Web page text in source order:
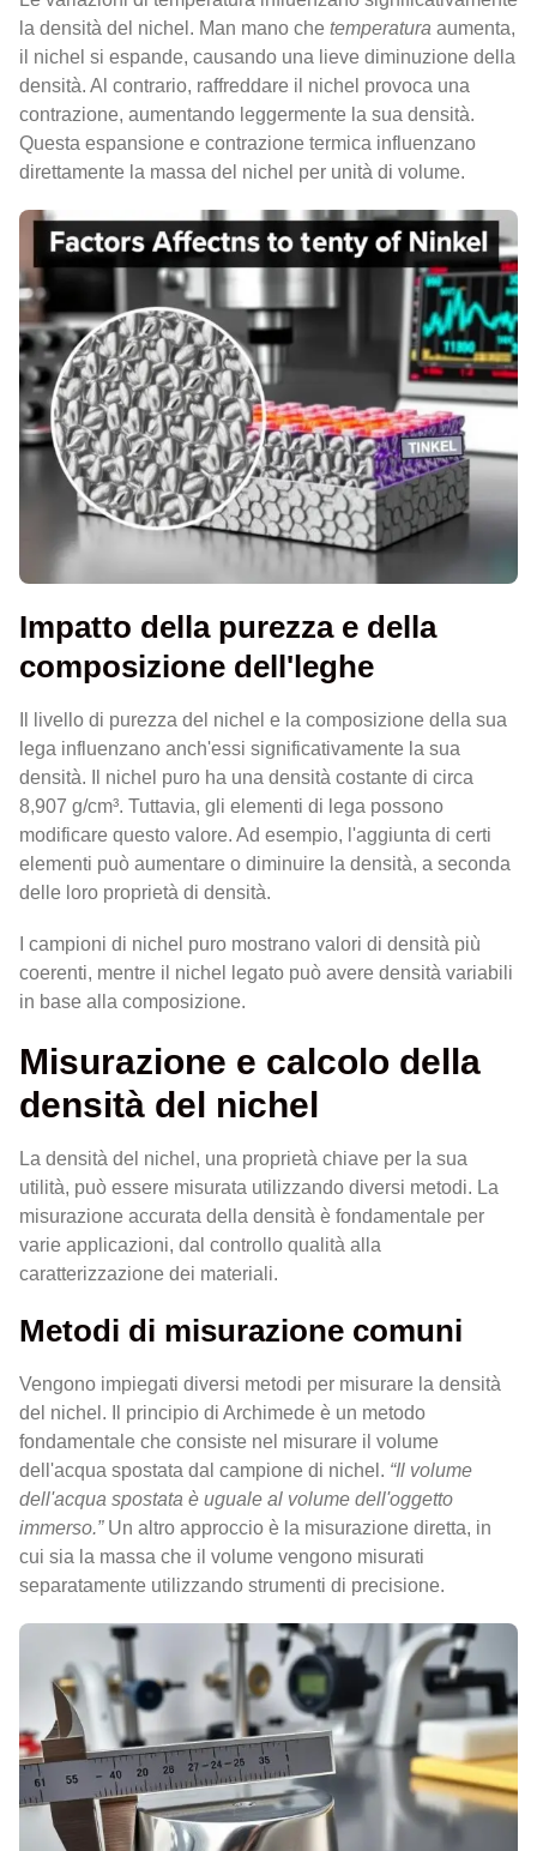
la densità del nichel. Man mano che temperatura aumenta,
il nichel si espande, causando una lieve diminuzione della
densità. Al contrario, raffreddare il nichel provoca una
contrazione, aumentando leggermente la sua densità.
Questa espansione e contrazione termica influenzano
direttamente la massa del nichel per unità di volume.
Impatto della purezza e della
composizione dell'leghe
Il livello di purezza del nichel e la composizione della sua
lega influenzano anch'essi significativamente la sua
densità. Il nichel puro ha una densità costante di circa
8,907 g/cm³. Tuttavia, gli elementi di lega possono
modificare questo valore. Ad esempio, l'aggiunta di certi
elementi può aumentare o diminuire la densità, a seconda
delle loro proprietà di densità.
I campioni di nichel puro mostrano valori di densità più
coerenti, mentre il nichel legato può avere densità variabili
in base alla composizione.
Misurazione e calcolo della
densità del nichel
La densità del nichel, una proprietà chiave per la sua
utilità, può essere misurata utilizzando diversi metodi. La
misurazione accurata della densità è fondamentale per
varie applicazioni, dal controllo qualità alla
caratterizzazione dei materiali.
Metodi di misurazione comuni
Vengono impiegati diversi metodi per misurare la densità
del nichel. Il principio di Archimede è un metodo
fondamentale che consiste nel misurare il volume
dell'acqua spostata dal campione di nichel. “Il volume
dell'acqua spostata è uguale al volume dell'oggetto
immerso.”Un altro approccio è la misurazione diretta, in
cui sia la massa che il volume vengono misurati
separatamente utilizzando strumenti di precisione.